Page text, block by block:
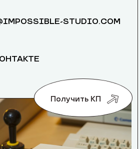
STUDIO.COM
Получить КП